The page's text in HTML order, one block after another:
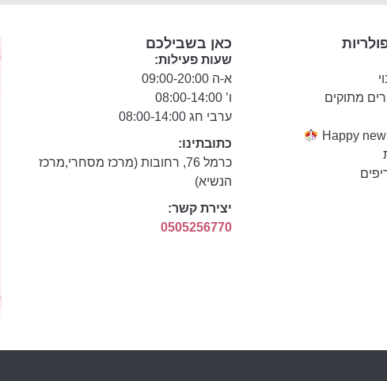
מתוקים
כאן בשבילכם
שעות פעילות:
א-ה 09:00-20:00
ו’ 08:00-14:00
ערבי חג 08:00-14:00
כתובתינו:
כרמל 76, רחובות (מרכז מסחרי,מרכז
הנשיא)
יצירת קשר:
0505256770